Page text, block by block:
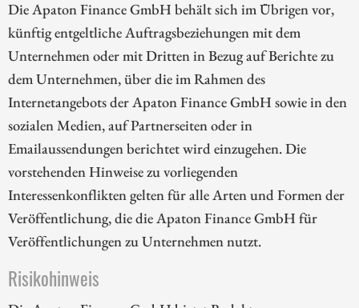
Die Apaton Finance GmbH behält sich im Übrigen vor,
künftig entgeltliche Auftragsbeziehungen mit dem
Unternehmen oder mit Dritten in Bezug auf Berichte zu
dem Unternehmen, über die im Rahmen des
Internetangebots der Apaton Finance GmbH sowie in den
sozialen Medien, auf Partnerseiten oder in
Emailaussendungen berichtet wird einzugehen. Die
vorstehenden Hinweise zu vorliegenden
Interessenkonflikten gelten für alle Arten und Formen der
Veröffentlichung, die die Apaton Finance GmbH für
Veröffentlichungen zu Unternehmen nutzt.
Risikohinweis